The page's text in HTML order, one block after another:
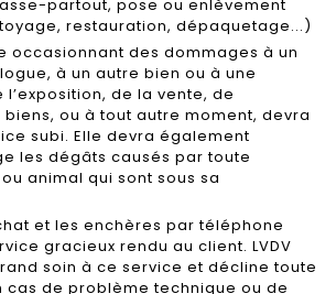
partout, pose ou enlèvement
restauration, dépaquetage...)
occasionnant des dommages à un
à un autre bien ou à une
de la vente, de
biens, ou à tout autre moment, devra
subi. Elle devra également
les dégâts causés par toute
animal qui sont sous sa
et les enchères par téléphone
gracieux rendu au client. LVDV
soin à ce service et décline toute
cas de problème technique ou de